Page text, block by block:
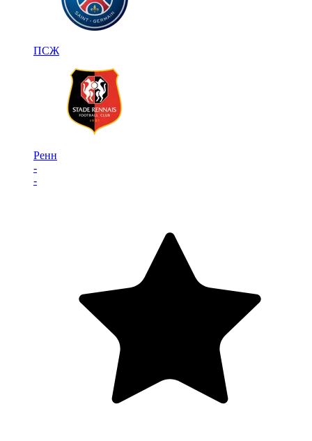
ПСЖ
Ренн
-
-